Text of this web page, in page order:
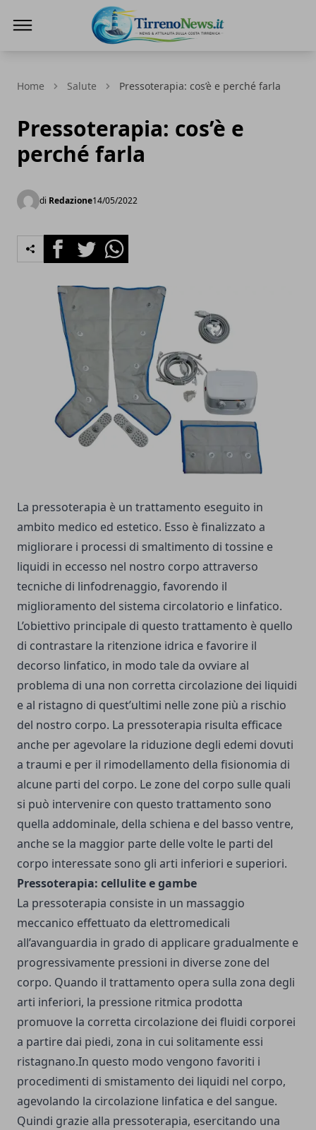
Home Salute Pressoterapia: cos’è e perché farla
Pressoterapia: cos’è e
perché farla
di Redazione14/05/2022
FacebookTwitterWhatsapp
La pressoterapia è un trattamento eseguito in
ambito medico ed estetico. Esso è finalizzato a
migliorare i processi di smaltimento di tossine e
liquidi in eccesso nel nostro corpo attraverso
tecniche di linfodrenaggio, favorendo il
miglioramento del sistema circolatorio e linfatico.
L’obiettivo principale di questo trattamento è quello
di contrastare la ritenzione idrica e favorire il
decorso linfatico, in modo tale da ovviare al
problema di una non corretta circolazione dei liquidi
e al ristagno di quest’ultimi nelle zone più a rischio
del nostro corpo. La pressoterapia risulta efficace
anche per agevolare la riduzione degli edemi dovuti
a traumi e per il rimodellamento della fisionomia di
alcune parti del corpo. Le zone del corpo sulle quali
si può intervenire con questo trattamento sono
quella addominale, della schiena e del basso ventre,
anche se la maggior parte delle volte le parti del
corpo interessate sono gli arti inferiori e superiori.
Pressoterapia: cellulite e gambe
La pressoterapia consiste in un massaggio
meccanico effettuato da elettromedicali
all’avanguardia in grado di applicare gradualmente e
progressivamente pressioni in diverse zone del
corpo. Quando il trattamento opera sulla zona degli
arti inferiori, la pressione ritmica prodotta
promuove la corretta circolazione dei fluidi corporei
a partire dai piedi, zona in cui solitamente essi
ristagnano.In questo modo vengono favoriti i
procedimenti di smistamento dei liquidi nel corpo,
agevolando la circolazione linfatica e del sangue.
Quindi grazie alla pressoterapia, esercitando una